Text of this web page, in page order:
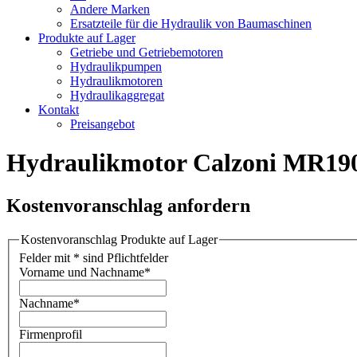
Andere Marken
Ersatzteile für die Hydraulik von Baumaschinen
Produkte auf Lager
Getriebe und Getriebemotoren
Hydraulikpumpen
Hydraulikmotoren
Hydraulikaggregat
Kontakt
Preisangebot
Hydraulikmotor Calzoni
Kostenvoranschlag anfordern
Kostenvoranschlag Produkte auf Lager
Felder mit * sind Pflichtfelder
Vorname und Nachname*
Nachname*
Firmenprofil